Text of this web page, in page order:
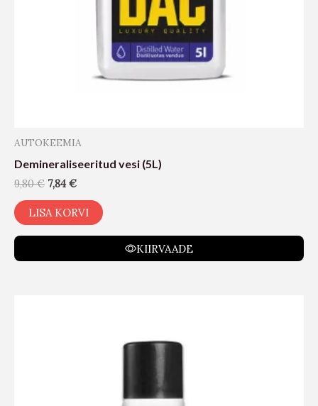
AUTOKEEMIA
Demineraliseeritud vesi (5L)
9,80€ 7,84€
LISA KORVI
KIIRVAADE